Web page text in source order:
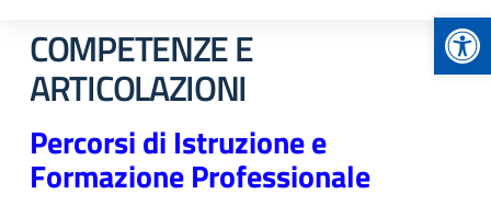
COMPETENZE E
ARTICOLAZIONI
Percorsi di Istruzione e
Formazione Professionale